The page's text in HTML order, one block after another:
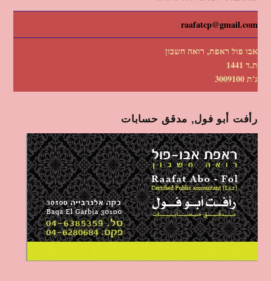
raafatcp@gmail.com
אבו פול ראפת, רואה חשבון
ת.ד 1441
ג'ת 3009100
رأفت أبو فول, مدقق حسابات